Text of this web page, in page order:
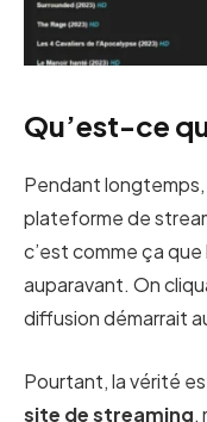
Qu’est-ce
Pendant
plateforme de
c’est comme ça
auparavant. On
diffusion démarrait
Pourtant, la vérité
site de streaming,